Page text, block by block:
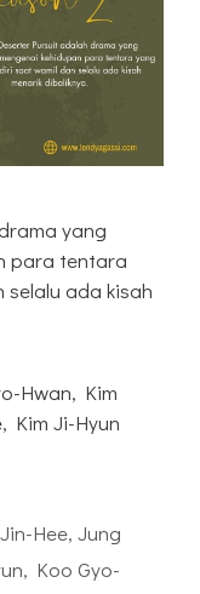
yang
para tentara
ada kisah
Hwan, Kim
Kim Ji-Hyun
Hee,Jung
, Koo Gyo-